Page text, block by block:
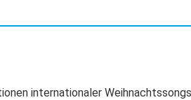
internationaler